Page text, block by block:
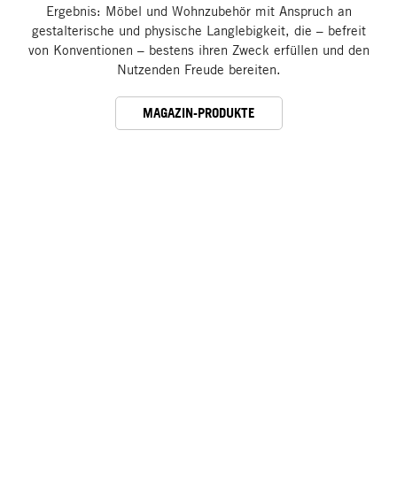
Ergebnis: Möbel und Wohnzubehör mit Anspruch an
gestalterische und physische Langlebigkeit, die – befreit
von Konventionen – bestens ihren Zweck erfüllen und den
Nutzenden Freude bereiten.
MAGAZIN-PRODUKTE